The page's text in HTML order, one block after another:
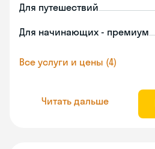
Для путешествий
Для начинающих - премиум
Все услуги и цены (4)
Читать дальше